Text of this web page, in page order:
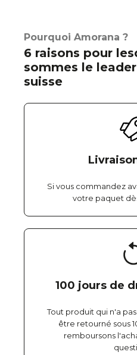
Pourquoi Amorana ?
6 raisons pour
sommes le
suisse
Si vous commandez
votre paquet
100 jours de
Tout produit qui n'a
être retourné sous
remboursons